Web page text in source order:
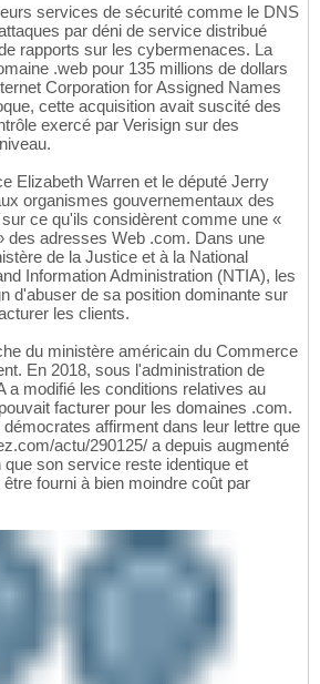
services de sécurité comme le DNS
par déni de service distribué
rapports sur les cybermenaces. La
.web pour 135 millions de dollars
Corporation for Assigned Names
cette acquisition avait suscité des
exercé par Verisign sur des
Elizabeth Warren et le député Jerry
organismes gouvernementaux des
ce qu'ils considèrent comme une «
des adresses Web .com. Dans une
de la Justice et à la National
Information Administration (NTIA), les
d'abuser de sa position dominante sur
les clients.
du ministère américain du Commerce
En 2018, sous l'administration de
a modifié les conditions relatives au
facturer pour les domaines .com.
affirment dans leur lettre que
actu/290125/ a depuis augmenté
son service reste identique et
fourni à bien moindre coût par